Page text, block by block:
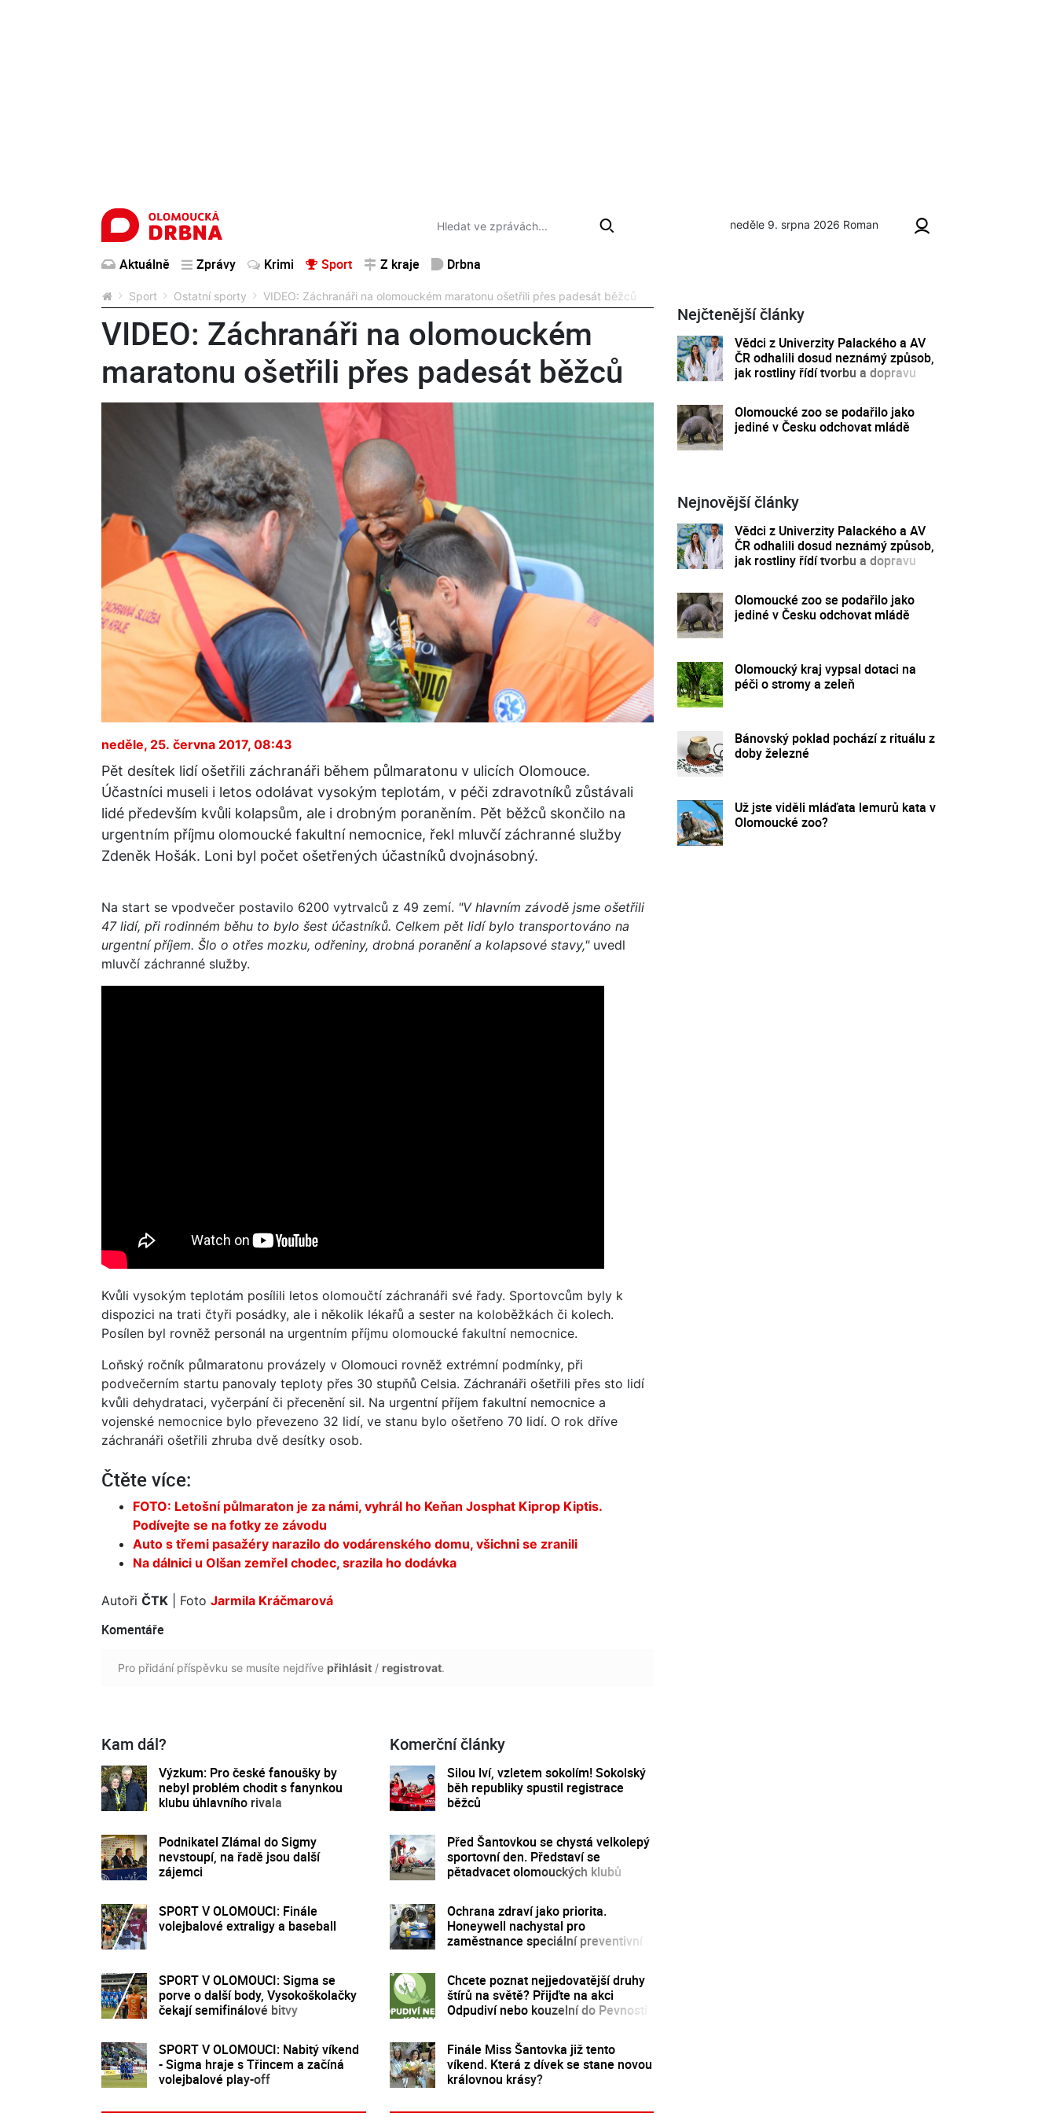
neděle 9. srpna 2026 Roman
Aktuálně Zprávy Krimi Sport Z kraje Drbna
Sport Ostatní sporty VIDEO: Záchranáři na olomouckém maratonu ošetřili přes padesát běžců
VIDEO: Záchranáři na olomouckém
maratonu ošetřili přes padesát běžců
neděle, 25. června 2017, 08:43
Pět desítek lidí ošetřili záchranáři během půlmaratonu v ulicích Olomouce.
Účastníci museli i letos odolávat vysokým teplotám, v péči zdravotníků zůstávali
lidé především kvůli kolapsům, ale i drobným poraněním. Pět běžců skončilo na
urgentním příjmu olomoucké fakultní nemocnice, řekl mluvčí záchranné služby
Zdeněk Hošák. Loni byl počet ošetřených účastníků dvojnásobný.
Na start se vpodvečer postavilo 6200 vytrvalců z 49 zemí. "V hlavním závodě jsme ošetřili
47 lidí, při rodinném běhu to bylo šest účastníků. Celkem pět lidí bylo transportováno na
urgentní příjem. Šlo o otřes mozku, odřeniny, drobná poranění a kolapsové stavy,"uvedl
mluvčí záchranné služby.
Kvůli vysokým teplotám posílili letos olomoučtí záchranáři své řady. Sportovcům byly k
dispozici na trati čtyři posádky, ale i několik lékařů a sester na koloběžkách či kolech.
Posílen byl rovněž personál na urgentním příjmu olomoucké fakultní nemocnice.
Loňský ročník půlmaratonu provázely v Olomouci rovněž extrémní podmínky, při
podvečerním startu panovaly teploty přes 30 stupňů Celsia. Záchranáři ošetřili přes sto lidí
kvůli dehydrataci, vyčerpání či přecenění sil. Na urgentní příjem fakultní nemocnice a
vojenské nemocnice bylo převezeno 32 lidí, ve stanu bylo ošetřeno 70 lidí. O rok dříve
záchranáři ošetřili zhruba dvě desítky osob.
Čtěte více:
FOTO: Letošní půlmaraton je za námi, vyhrál ho Keňan Josphat Kiprop Kiptis.
Podívejte se na fotky ze závodu
Auto s třemi pasažéry narazilo do vodárenského domu, všichni se zranili
Na dálnici u Olšan zemřel chodec, srazila ho dodávka
Autoři ČTK | Foto Jarmila Kráčmarová
Komentáře
Pro přidání příspěvku se musíte nejdříve přihlásit / registrovat.
Kam dál?
Výzkum: Pro české fanoušky by
nebyl problém chodit s fanynkou
klubu úhlavního rivala
Podnikatel Zlámal do Sigmy
nevstoupí, na řadě jsou další
zájemci
SPORT V OLOMOUCI: Finále
volejbalové extraligy a baseball
SPORT V OLOMOUCI: Sigma se
porve o další body, Vysokoškolačky
čekají semifinálové bitvy
SPORT V OLOMOUCI: Nabitý víkend
- Sigma hraje s Třincem a začíná
volejbalové play-off
Komerční články
Silou lví, vzletem sokolím! Sokolský
běh republiky spustil registrace
běžců
Před Šantovkou se chystá velkolepý
sportovní den. Představí se
pětadvacet olomouckých klubů
Ochrana zdraví jako priorita.
Honeywell nachystal pro
zaměstnance speciální preventivní
Chcete poznat nejjedovatější druhy
štírů na světě? Přijďte na akci
Odpudiví nebo kouzelní do Pevnosti
Finále Miss Šantovka již tento
víkend. Která z dívek se stane novou
královnou krásy?
Nejčtenější články
Vědci z Univerzity Palackého a AV
ČR odhalili dosud neznámý způsob,
jak rostliny řídí tvorbu a dopravu
Olomoucké zoo se podařilo jako
jediné v Česku odchovat mládě
Nejnovější články
Vědci z Univerzity Palackého a AV
ČR odhalili dosud neznámý způsob,
jak rostliny řídí tvorbu a dopravu
Olomoucké zoo se podařilo jako
jediné v Česku odchovat mládě
Olomoucký kraj vypsal dotaci na
péči o stromy a zeleň
Bánovský poklad pochází z rituálu z
doby železné
Už jste viděli mláďata lemurů kata v
Olomoucké zoo?